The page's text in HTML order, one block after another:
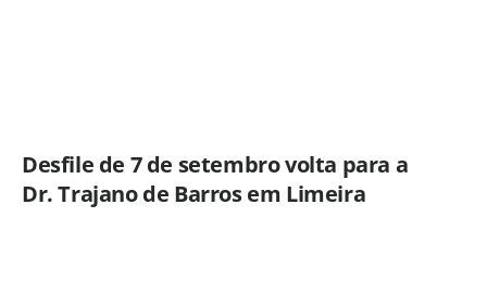
Desfile de 7 de setembro volta para a
Dr. Trajano de Barros em Limeira